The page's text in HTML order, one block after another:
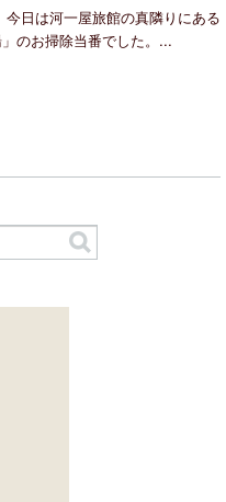
今日は河一屋旅館の真隣りにある
のお掃除当番でした。...